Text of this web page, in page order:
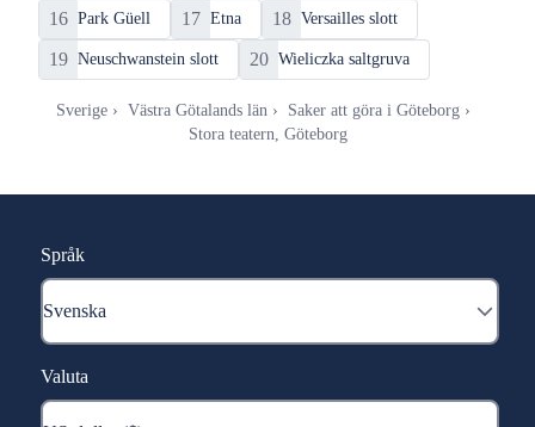
16 Park Güell 17 Etna 18 Versailles slott
19 Neuschwanstein slott 20 Wieliczka saltgruva
Sverige Västra Götalands län
Saker att göra i Göteborg
Stora teatern, Göteborg
Språk
Valuta